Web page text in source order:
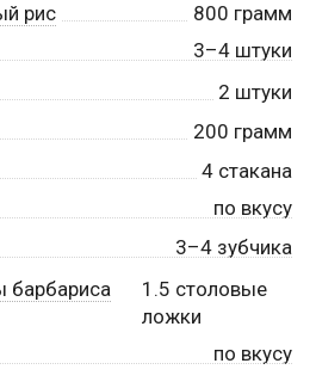
рис
800 грамм
3–4 штуки
2 штуки
200 грамм
4 стакана
по вкусу
3–4 зубчика
барбариса
1.5 столовые
ложки
по вкусу